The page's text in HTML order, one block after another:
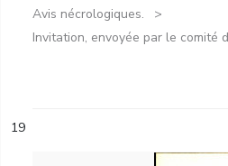
Avis nécrologiques.
Invitation, envoyée par le comité
19